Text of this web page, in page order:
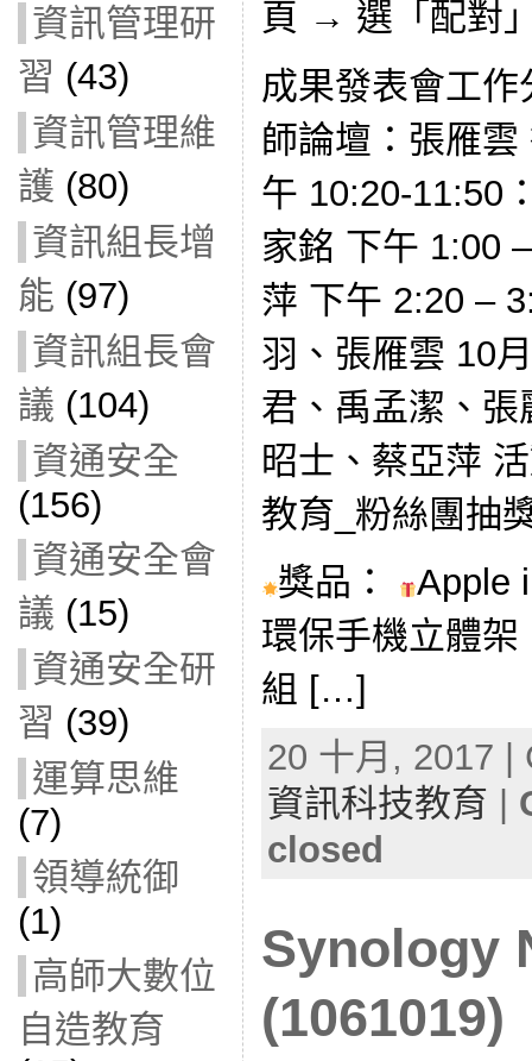
資訊管理研
習 (43)
資訊管理維
護 (80)
資訊組長增
能 (97)
資訊組長會
議 (104)
資通安全
(156)
資通安全會
議 (15)
資通安全研
習 (39)
運算思維
(7)
領導統御
(1)
高師大數位
自造教育
頁 → 選「配對
成果發表會工
師論壇：張雁
午 10:20-11:50
家銘 下午 1:00
萍 下午 2:20 –
羽、張雁雲 10
君、禹孟潔、
昭士、蔡亞萍
教育_粉絲團抽
獎品：
Apple
環保手機立體
組 […]
20 十月, 2017
資訊科技教育
closed
Synology
(1061019)